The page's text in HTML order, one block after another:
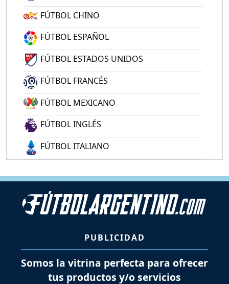
FÚTBOL CHINO
FÚTBOL ESPAÑOL
FÚTBOL ESTADOS UNIDOS
FÚTBOL FRANCÉS
FÚTBOL MEXICANO
FÚTBOL INGLÉS
FÚTBOL ITALIANO
PUBLICIDAD
Somos la vitrina perfecta para ofrecer
tus productos y/o servicios